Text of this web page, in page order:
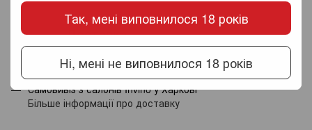
Так, мені виповнилося 18 років
Ні, мені не виповнилося 18 років
Доставка Оплата Гарантія
Новою поштою по Україні - за тарифами перевізника.
Самовивіз з салонів Invino у Харкові
Більше інформації про доставку